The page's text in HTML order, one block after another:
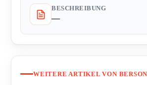
BESCHREIBUNG
—
WEITERE ARTIKEL VON BERSON